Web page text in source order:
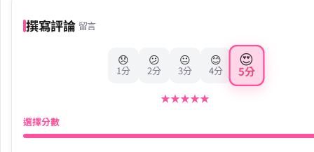
撰寫評論 留言
😞
1分
😕
2分
😐
3分
😊
4分
😍
5分
★★★★★
選擇分數